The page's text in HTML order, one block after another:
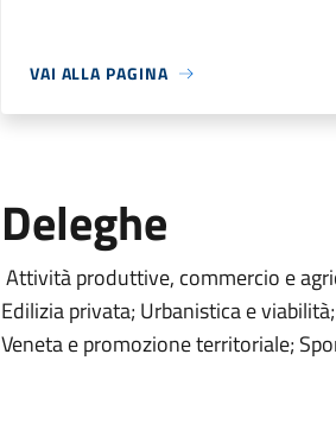
VAI ALLA PAGINA
Deleghe
Attività produttive, commercio e
Edilizia privata; Urbanistica e
Veneta e promozione territoriale;